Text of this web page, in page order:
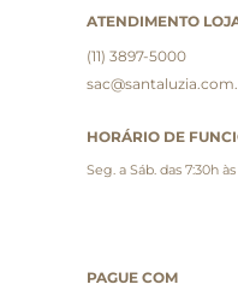
ATENDIMENTO
(11) 3897-5000
HORÁRIO DE
Seg. a Sáb. das 7:30h
PAGUE COM